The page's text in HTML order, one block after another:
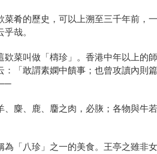
菜肴的歷史，可以上溯至三千年前，
哉。
欵菜叫做「檮珍」。香港中年以上的
：「敢謂素嫻中饋事；也曾攻讀內則
、麋、鹿、麕之肉，必脄；各物與牛
為「八珍」之一的美食。王亭之雖非